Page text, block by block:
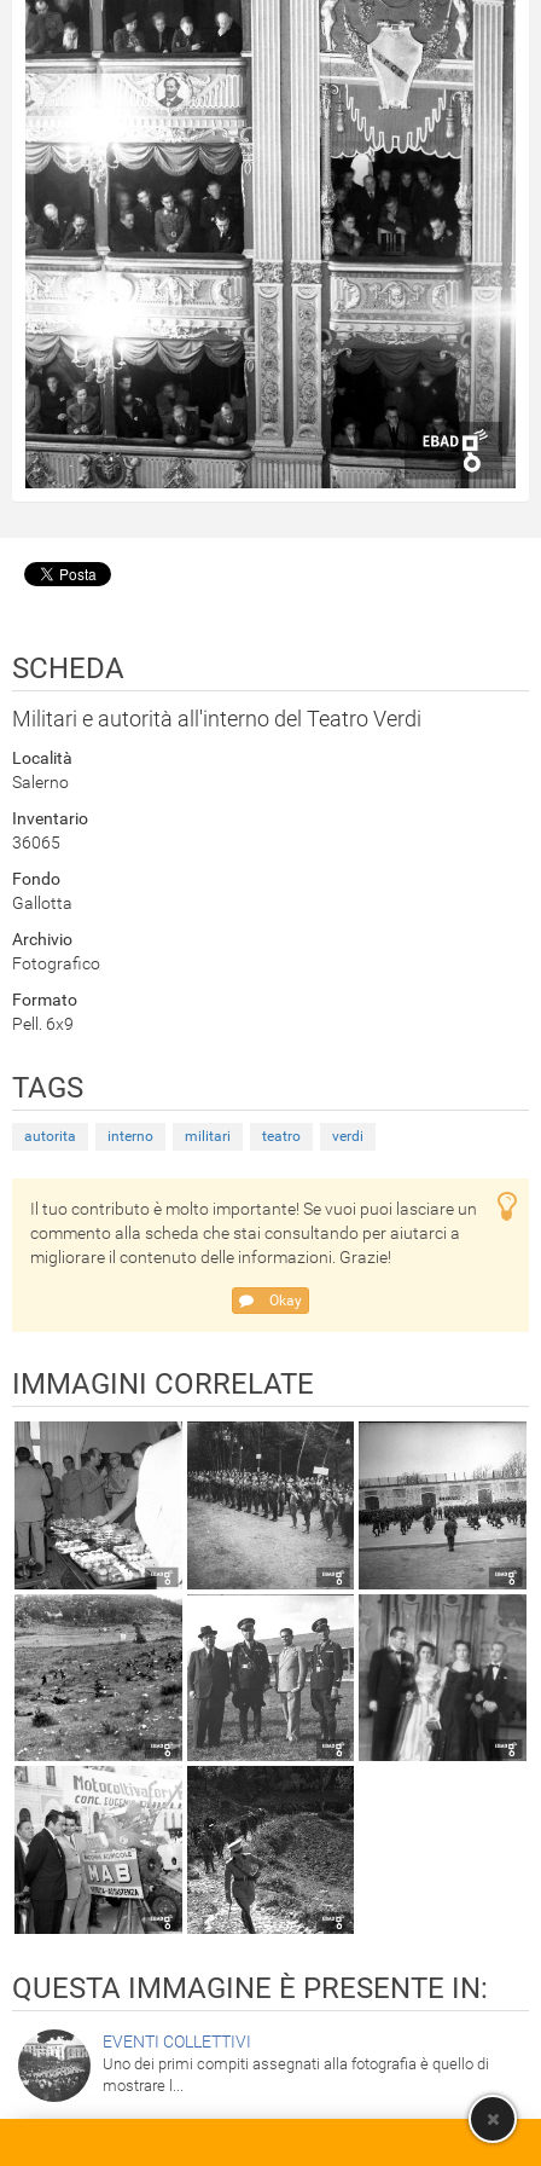
SCHEDA
Militari e autorità all'interno del Teatro Verdi
Località
Salerno
Inventario
36065
Fondo
Gallotta
Archivio
Fotografico
Formato
Pell. 6x9
TAGS
autorita interno militari teatro verdi
Il tuo contributo è molto importante! Se vuoi puoi lasciare un
commento alla scheda che stai consultando per aiutarci a
migliorare il contenuto delle informazioni. Grazie!
Okay
IMMAGINI CORRELATE
QUESTA IMMAGINE È PRESENTE IN:
EVENTI COLLETTIVI
Uno dei primi compiti assegnati alla fotografia è quello di
mostrare l...